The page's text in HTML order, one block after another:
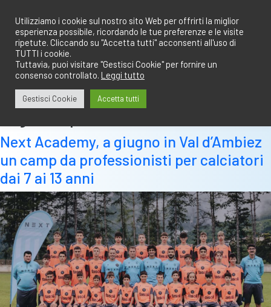
contenuto
Next Academy, a giugno in Val d’Ambiez
un camp da professionisti per calciatori
dai 7 ai 13 anni
Utilizziamo i cookie sul nostro sito Web per offrirti la miglior
esperienza possibile, ricordando le tue preferenze e le visite
ripetute. Cliccando su "Accetta tutti" acconsenti all'uso di
TUTTI i cookie.
Tuttavia, puoi visitare "Gestisci Cookie" per fornire un
consenso controllato. Leggi tutto
Gestisci Cookie Accetta tutti